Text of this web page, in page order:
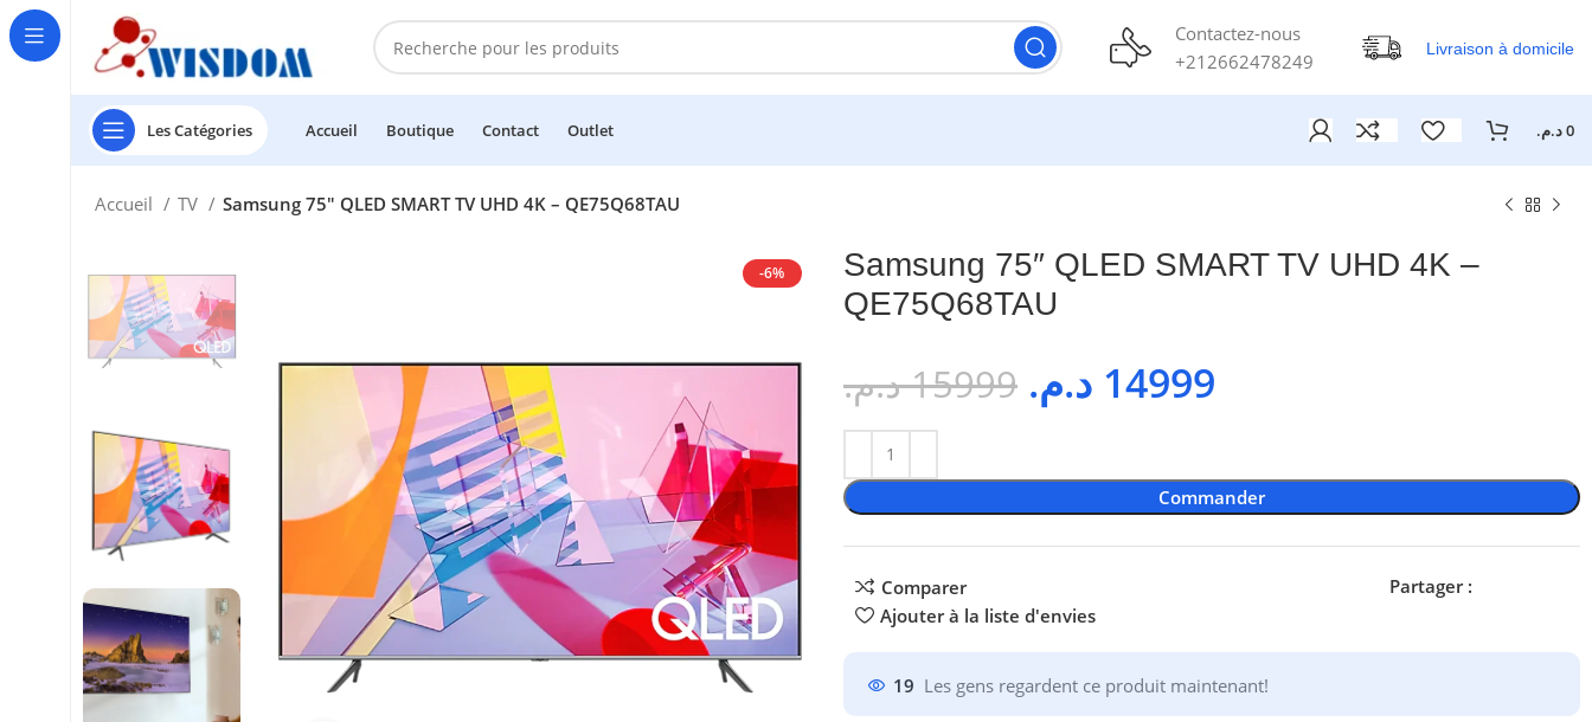
Contactez-nous
+212662478249
Livraison à domicile
Les Catégories Accueil Boutique Contact Outlet 0د.م.
Accueil TV Samsung 75″ QLED SMART TV UHD 4K – QE75Q68TAU
-6%
Samsung 75″ QLED SMART TV UHD 4K –
QE75Q68TAU
15999د.م. 14999 د.م.
Commander
Comparer
Ajouter à la liste d'envies
Partager :
19 Les gens regardent ce produit maintenant!